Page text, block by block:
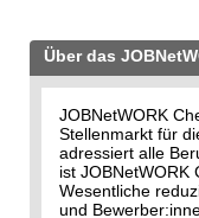
Über das
JOBNetWORK
Stellenmarkt für
adressiert alle
ist JOBNetWORK
Wesentliche
und